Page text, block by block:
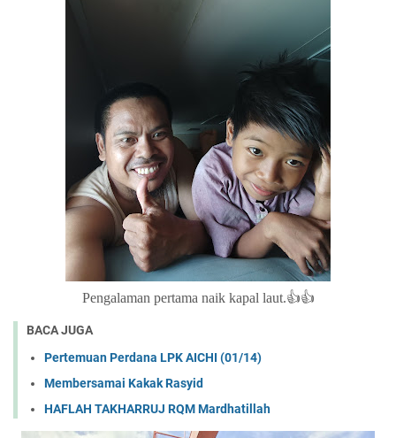
Pengalaman pertama naik kapal laut.👍👍
BACA JUGA
Pertemuan Perdana LPK AICHI (01/14)
Membersamai Kakak Rasyid
HAFLAH TAKHARRUJ RQM Mardhatillah